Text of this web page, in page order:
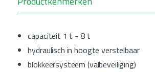
capaciteit 1 t - 8 t
hydraulisch in hoogte verstelbaar
blokkeersysteem (valbeveiliging)